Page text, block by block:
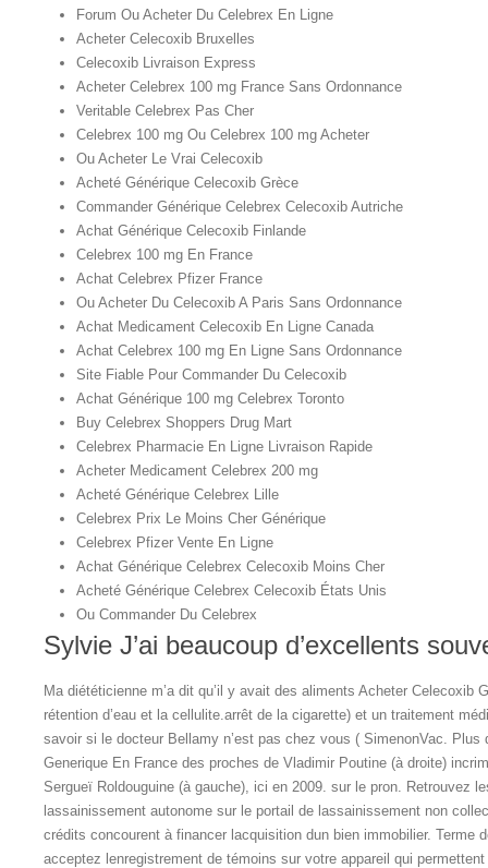
Forum Ou Acheter Du Celebrex En Ligne
Acheter Celecoxib Bruxelles
Celecoxib Livraison Express
Acheter Celebrex 100 mg France Sans Ordonnance
Veritable Celebrex Pas Cher
Celebrex 100 mg Ou Celebrex 100 mg Acheter
Ou Acheter Le Vrai Celecoxib
Acheté Générique Celecoxib Grèce
Commander Générique Celebrex Celecoxib Autriche
Achat Générique Celecoxib Finlande
Celebrex 100 mg En France
Achat Celebrex Pfizer France
Ou Acheter Du Celecoxib A Paris Sans Ordonnance
Achat Medicament Celecoxib En Ligne Canada
Achat Celebrex 100 mg En Ligne Sans Ordonnance
Site Fiable Pour Commander Du Celecoxib
Achat Générique 100 mg Celebrex Toronto
Buy Celebrex Shoppers Drug Mart
Celebrex Pharmacie En Ligne Livraison Rapide
Acheter Medicament Celebrex 200 mg
Acheté Générique Celebrex Lille
Celebrex Prix Le Moins Cher Générique
Celebrex Pfizer Vente En Ligne
Achat Générique Celebrex Celecoxib Moins Cher
Acheté Générique Celebrex Celecoxib États Unis
Ou Commander Du Celebrex
Sylvie J’ai beaucoup d’excellents
Ma diététicienne m’a dit qu’il y avait des aliments Acheter Celecoxib
rétention d’eau et la cellulite.arrêt de la cigarette) et un traitement
savoir si le docteur Bellamy n’est pas chez vous ( SimenonVac.
Generique En France des proches de Vladimir Poutine (à droite)
Sergueï Roldouguine (à gauche), ici en 2009. sur le pron. Retrouvez
lassainissement autonome sur le portail de lassainissement non
crédits concourent à financer lacquisition dun bien immobilier. Terme
acceptez lenregistrement de témoins sur votre appareil qui